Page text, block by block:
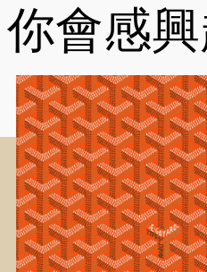
你會感